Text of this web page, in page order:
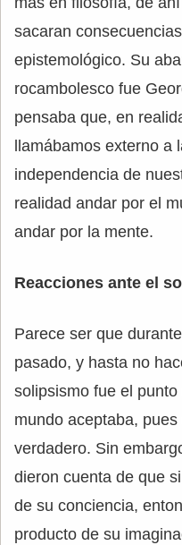
sacaran
epistemológico. Su
rocambolesco fue
pensaba que, en
llamábamos externo
independencia de
realidad andar por el
andar por la mente.
Reacciones ante el
Parece ser que
pasado, y hasta no
solipsismo fue el punto
mundo aceptaba,
verdadero. Sin
dieron cuenta de que
de su conciencia,
producto de su